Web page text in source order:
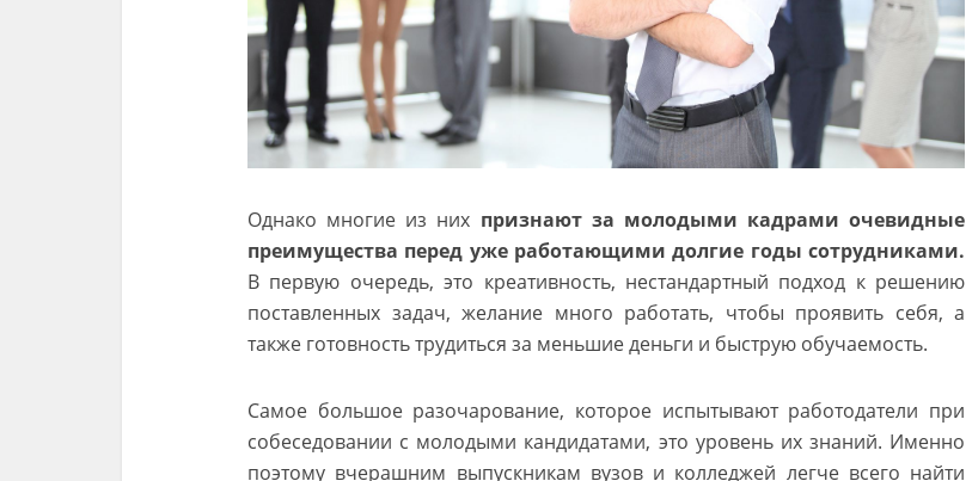
Однако многие из них признают за молодыми кадрами очевидные
преимущества перед уже работающими долгие годы сотрудниками.
В первую очередь, это креативность, нестандартный подход к решению
поставленных задач, желание много работать, чтобы проявить себя, а
также готовность трудиться за меньшие деньги и быструю обучаемость.
Самое большое разочарование, которое испытывают работодатели при
собеседовании с молодыми кандидатами, это уровень их знаний. Именно
поэтому вчерашним выпускникам вузов и колледжей легче всего найти